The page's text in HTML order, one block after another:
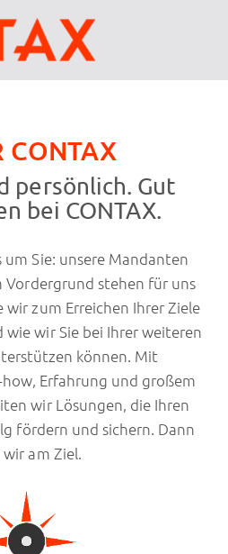
CONTAX
persönlich. Gut
bei CONTAX.
um Sie: unsere Mandanten
Vordergrund stehen für uns
wir zum Erreichen Ihrer Ziele
wir Sie bei Ihrer weiteren
können. Mit
Erfahrung und großem
wir Lösungen, die Ihren
fördern und sichern. Dann
wir am Ziel.